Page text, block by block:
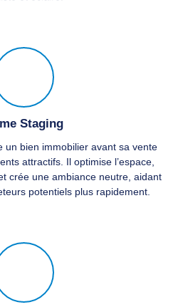
Staging
un bien immobilier avant sa vente
attractifs. Il optimise l’espace,
crée une ambiance neutre, aidant
potentiels plus rapidement.